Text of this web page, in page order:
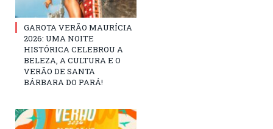
GAROTA VERÃO MAURÍCIA
2026: UMA NOITE
HISTÓRICA CELEBROU A
BELEZA, A CULTURA E O
VERÃO DE SANTA
BÁRBARA DO PARÁ!